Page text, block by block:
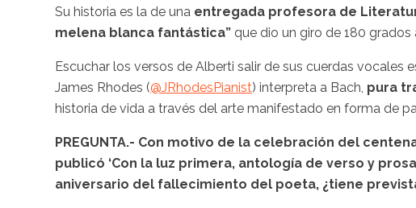
Su historia es la de una entregada profesora de
melena blanca fantástica” que dio un giro de 180
Escuchar los versos de Alberti salir de sus cuerdas vocales
James Rhodes (@JRhodesPianist) interpreta a Bach, pura
historia de vida a través del arte manifestado en forma de
PREGUNTA.- Con motivo de la celebración del
publicó ‘Con la luz primera, antología de verso y
aniversario del fallecimiento del poeta, ¿tiene